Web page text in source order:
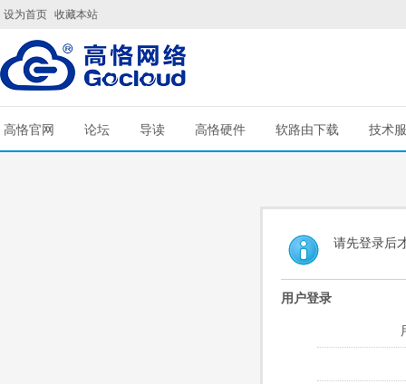
设为首页 收藏本站
高恪官网 论坛 导读 高恪硬件 软路由下载 技术
请先登录后
用户登录